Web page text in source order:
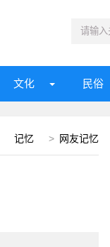
文化 民俗
记忆 > 网友记忆